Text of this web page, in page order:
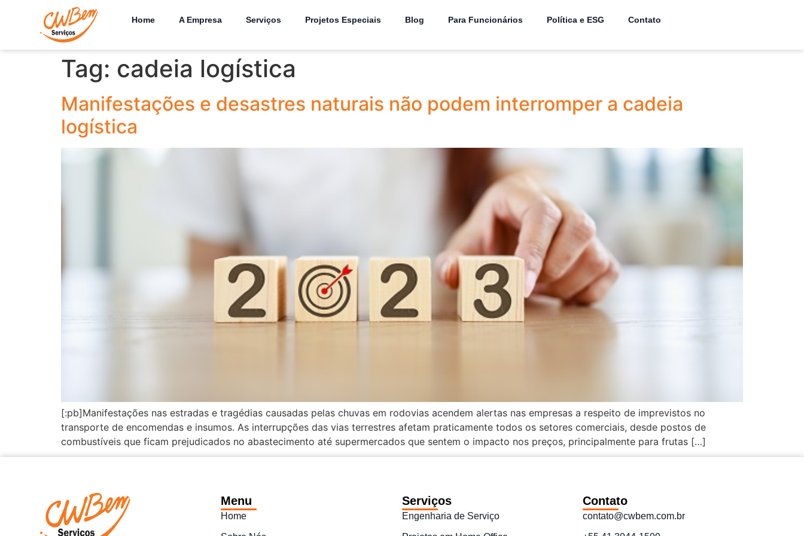
Home A Empresa Serviços Projetos Especiais Blog Para Funcionários Política e ESG Contato
Tag: cadeia logística
Manifestações e desastres naturais não podem interromper a cadeia
logística
[:pb]Manifestações nas estradas e tragédias causadas pelas chuvas em rodovias acendem alertas nas empresas a respeito de imprevistos no
transporte de encomendas e insumos. As interrupções das vias terrestres afetam praticamente todos os setores comerciais, desde postos de
combustíveis que ficam prejudicados no abastecimento até supermercados que sentem o impacto nos preços, principalmente para frutas […]
Menu
Home
Serviços
Engenharia de Serviço
Contato
contato@cwbem.com.br